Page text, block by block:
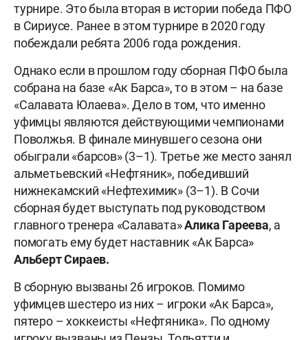
турнире. Это была вторая в истории победа ПФО
в Сириусе. Ранее в этом турнире в 2020 году
побеждали ребята 2006 года рождения.
Однако если в прошлом году сборная ПФО была
собрана на базе «Ак Барса», то в этом – на базе
«Салавата Юлаева». Дело в том, что именно
уфимцы являются действующими чемпионами
Поволжья. В финале минувшего сезона они
обыграли «барсов» (3–1). Третье же место занял
альметьевский «Нефтяник», победивший
нижнекамский «Нефтехимик» (3–1). В Сочи
сборная будет выступать под руководством
главного тренера «Салавата»Алика Гареева, а
помогать ему будет наставник «Ак Барса»
Альберт Сираев.
В сборную вызваны 26 игроков. Помимо
уфимцев шестеро из них – игроки «Ак Барса»,
пятеро – хоккеисты «Нефтяника». По одному